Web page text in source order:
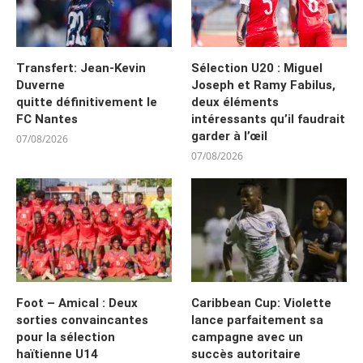
Transfert: Jean-Kevin
Duverne
quitte définitivement le
FC Nantes
07/08/2026
Sélection U20 : Miguel
Joseph et Ramy Fabilus,
deux éléments
intéressants qu’il faudrait
garder à l’œil
07/08/2026
Foot – Amical : Deux
sorties convaincantes
pour la sélection
haïtienne U14
Caribbean Cup: Violette
lance parfaitement sa
campagne avec un
succès autoritaire